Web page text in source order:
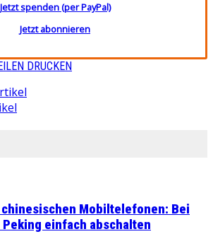
Jetzt spenden (per PayPal)
Jetzt abonnieren
DRUCKEN
Mobiltelefonen: Bei
Peking einfach abschalten